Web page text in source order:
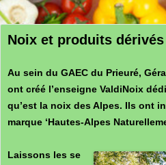
Noix et produits dérivés
Au sein du GAEC du Prieuré,
ont créé l’enseigne ValdiNoix
qu’est la noix des Alpes. Ils ont
marque ‘Hautes-Alpes
Laissons les se